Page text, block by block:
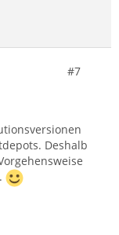
#7
Deshalb